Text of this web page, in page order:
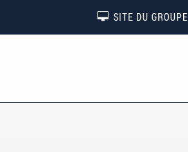
SITE DU GROUPE